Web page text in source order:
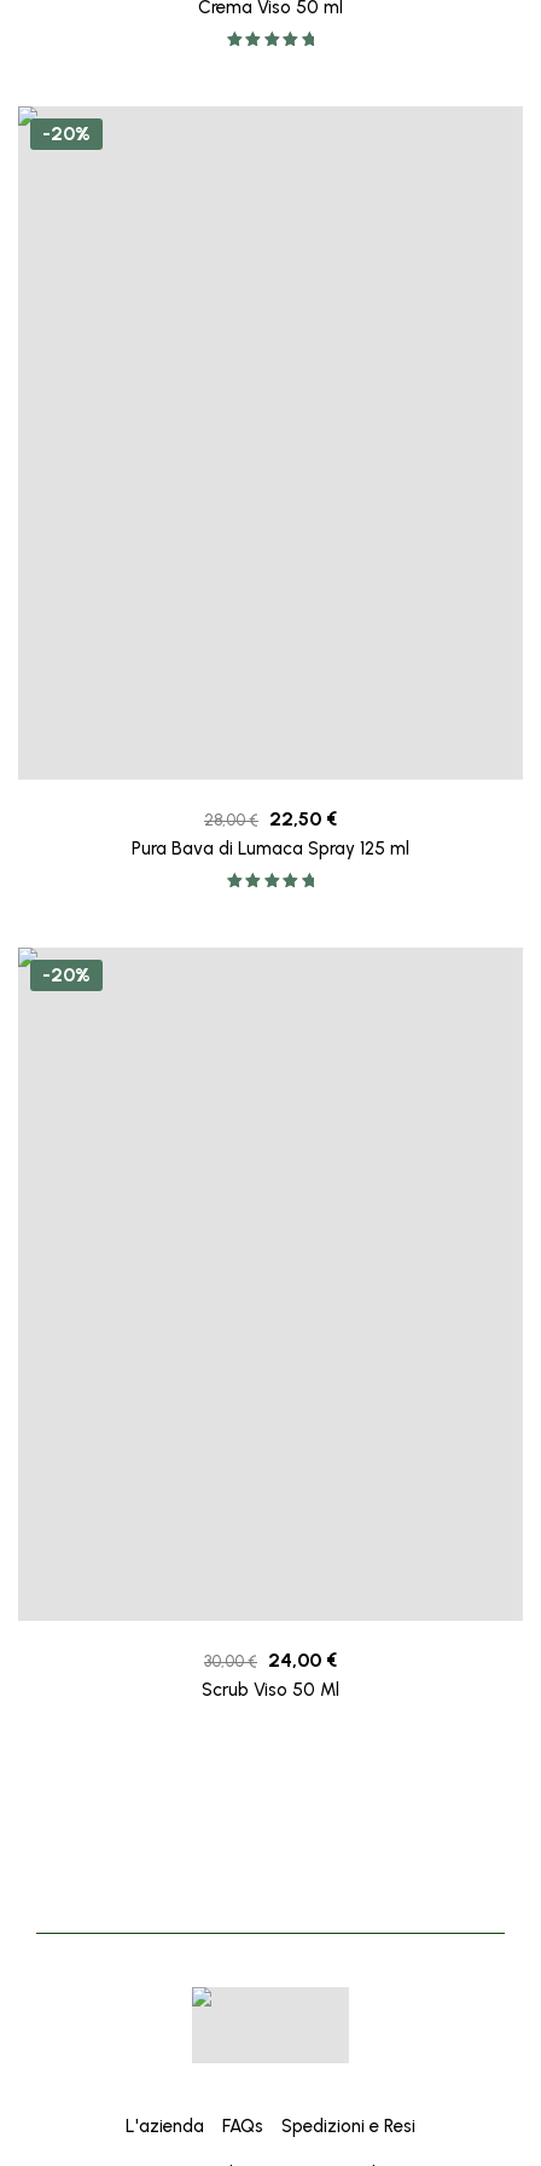
Crema Viso 50 ml
-20%
28,00€ 22,50 €
Pura Bava di Lumaca Spray 125 ml
-20%
30,00€ 24,00 €
Scrub Viso 50 Ml
L'azienda FAQs Spedizioni e Resi